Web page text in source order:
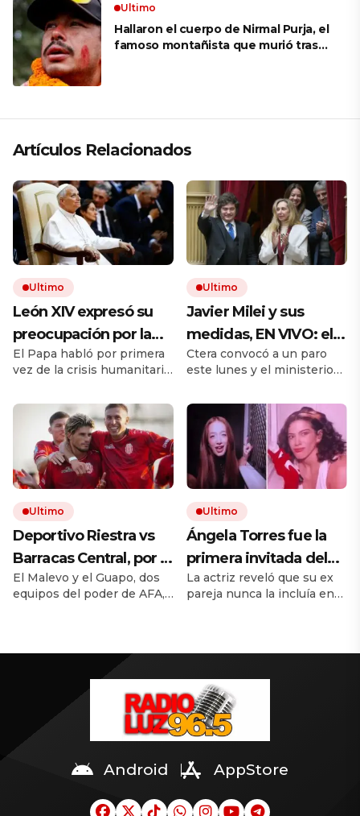
Ultimo
Hallaron el cuerpo de Nirmal Purja, el
famoso montañista que murió tras
Artículos Relacionados
Ultimo
León XIV expresó su
preocupación por la
crisis en Ceuta y pidió
«soluciones de paz,
estabilidad y justicia»
El Papa habló por primera
vez de la crisis humanitaria
Marruecos. Se mostró
preocupado y calificó la
situación como
«alarmante».
Ultimo
Javier Milei y sus
medidas, EN VIVO: el
Gobierno advierte por
sanciones a los
gremios docentes por
el paro de mañana y
busca avanzar con el
proyecto que permite
venderle tierras a
extranjeros
Ctera convocó a un paro
este lunes y el ministerio
realizará inspecciones en
las escuelas. El jueves, se
tratará en el Senado la Ley
de Propiedad Privada.
Ultimo
Deportivo Riestra vs
Barracas Central, por el
Torneo Clausura, EN
VIVO: a qué hora
El Malevo y el Guapo, dos
equipos del poder de AFA,
Clarín.
Ultimo
Ángela Torres fue la
primera invitada del
«Confesionario» de
Rosalía y apuntó
La actriz reveló que su ex
pareja nunca la incluía en
de que hablaba de
Android AppStore